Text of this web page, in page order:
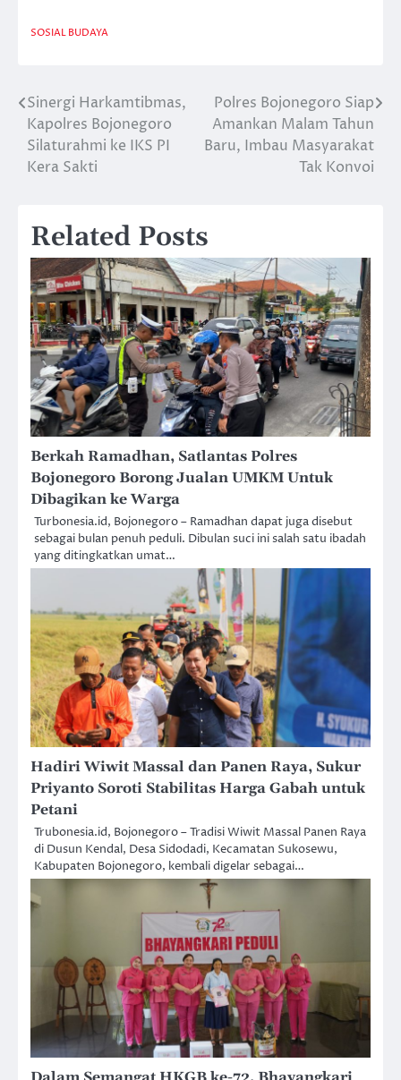
SOSIAL BUDAYA
Navigasi
pos
Sinergi Harkamtibmas,
Kapolres Bojonegoro
Silaturahmi ke IKS PI
Kera Sakti
Polres Bojonegoro Siap
Amankan Malam Tahun
Baru, Imbau Masyarakat
Tak Konvoi
Related Posts
Berkah Ramadhan, Satlantas Polres
Bojonegoro Borong Jualan UMKM Untuk
Dibagikan ke Warga
Turbonesia.id, Bojonegoro – Ramadhan dapat juga disebut
sebagai bulan penuh peduli. Dibulan suci ini salah satu ibadah
yang ditingkatkan umat…
Hadiri Wiwit Massal dan Panen Raya, Sukur
Priyanto Soroti Stabilitas Harga Gabah untuk
Petani
Trubonesia.id, Bojonegoro – Tradisi Wiwit Massal Panen Raya
di Dusun Kendal, Desa Sidodadi, Kecamatan Sukosewu,
Kabupaten Bojonegoro, kembali digelar sebagai…